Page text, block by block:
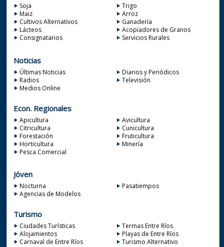
Soja
Trigo
Maiz
Arroz
Cultivos Alternativos
Ganadería
Lácteos
Acopiadores de Granos
Consignatarios
Servicios Rurales
Noticias
Últimas Noticias
Diarios y Periódicos
Radios
Televisión
Medios Online
Econ. Regionales
Apicultura
Avicultura
Citricultura
Cunicultura
Forestación
Fruticultura
Horticultura
Minería
Pesca Comercial
Jóven
Nocturna
Pasatiempos
Agencias de Modelos
Turismo
Ciudades Turísticas
Termas Entre Ríos
Alojamientos
Playas de Entre Ríos
Carnaval de Entre Ríos
Turismo Alternativo